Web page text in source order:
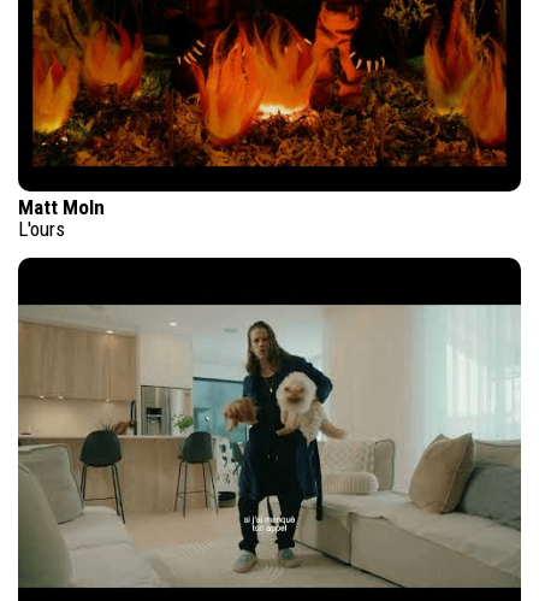
Matt Moln
L'ours